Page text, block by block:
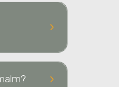
keyboard_arrow_right
keyboard_arrow_right
?